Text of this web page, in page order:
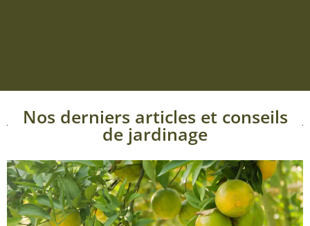
Nos derniers articles et conseils
de jardinage